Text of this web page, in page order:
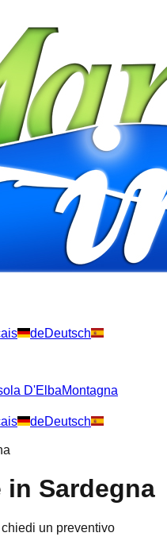
deDeutsch
D'ElbaMontagna
deDeutsch
in Sardegna
un preventivo